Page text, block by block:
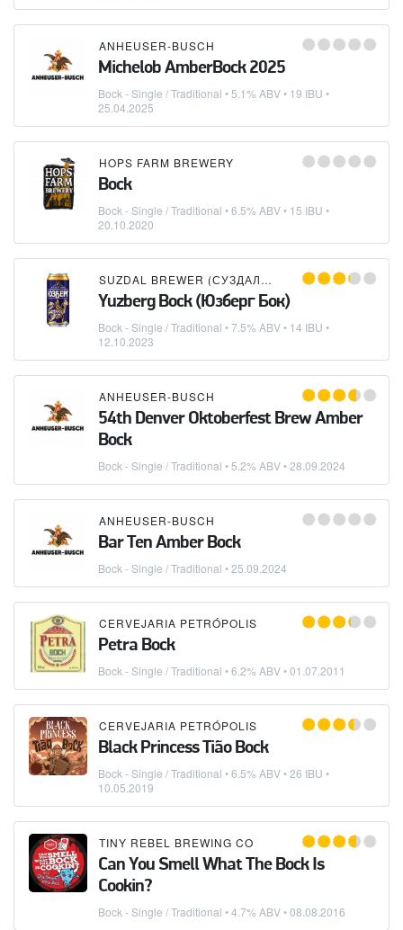
ANHEUSER-BUSCH
Michelob AmberBock 2025
Bock - Single / Traditional • 5.1% ABV • 19 IBU •
25.04.2025
HOPS FARM BREWERY
Bock
Bock - Single / Traditional • 6.5% ABV • 15 IBU •
20.10.2020
SUZDAL BREWER (СУЗДАЛЬСКИЙ ПИВОВАР)
Yuzberg Bock (Юзберг Бок)
Bock - Single / Traditional • 7.5% ABV • 14 IBU •
12.10.2023
ANHEUSER-BUSCH
54th Denver Oktoberfest Brew Amber
Bock
Bock - Single / Traditional • 5.2% ABV •28.09.2024
ANHEUSER-BUSCH
Bar Ten Amber Bock
Bock - Single / Traditional •25.09.2024
CERVEJARIA PETRÓPOLIS
Petra Bock
Bock - Single / Traditional • 6.2% ABV •01.07.2011
CERVEJARIA PETRÓPOLIS
Black Princess Tião Bock
Bock - Single / Traditional • 6.5% ABV • 26 IBU •
10.05.2019
TINY REBEL BREWING CO
Can You Smell What The Bock Is
Cookin?
Bock - Single / Traditional • 4.7% ABV •08.08.2016